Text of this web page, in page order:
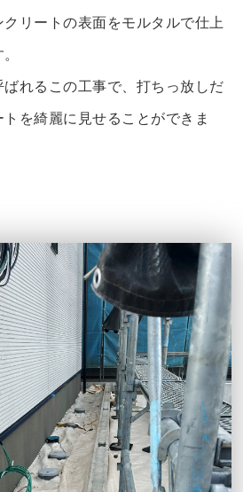
リートの表面をモルタルで仕上
れるこの工事で、打ちっ放しだ
を綺麗に見せることができま